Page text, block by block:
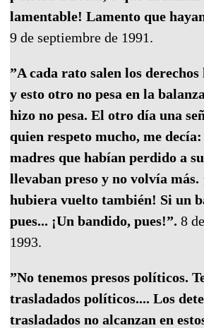
lamentable! Lamento que
9 de septiembre de 1991.
”A cada rato salen los
y esto otro no pesa en la
hizo no pesa. El otro día una
quien respeto mucho, me
madres que habían perdido a
llevaban preso y no volvía más.
hubiera vuelto también! Si un
pues... ¡Un bandido, pues!”. 8
1993.
”No tenemos presos políticos.
trasladados políticos.... Los
trasladados no alcanzan en